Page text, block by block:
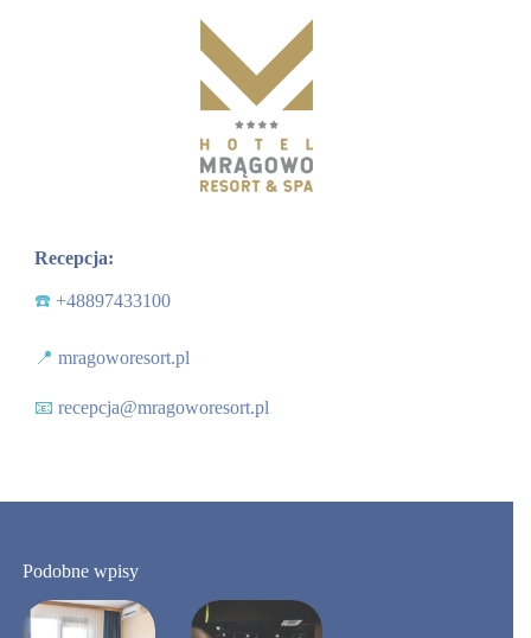
Recepcja:
☎️+48897433100
📍mragoworesort.pl
📧recepcja@mragoworesort.pl
Podobne wpisy